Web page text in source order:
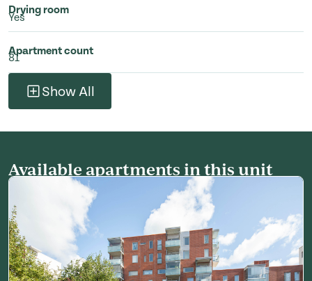
Drying room
Yes
Apartment count
81
Show All
Available apartments in this unit